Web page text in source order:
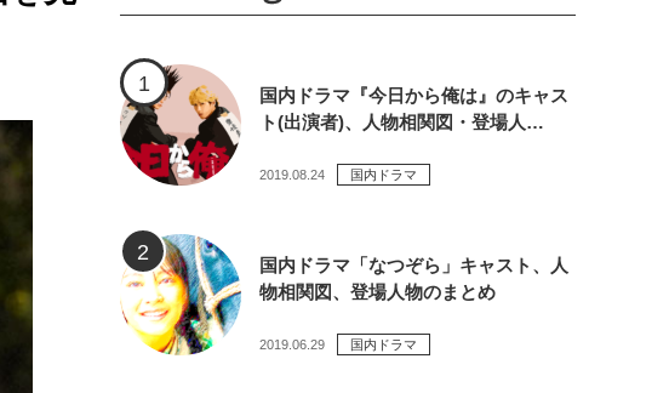
国内ドラマ『今日から俺は』のキャス
ト(出演者)、人物相関図・登場人…
2019.08.24 国内ドラマ
国内ドラマ「なつぞら」キャスト、人
物相関図、登場人物のまとめ
2019.06.29 国内ドラマ